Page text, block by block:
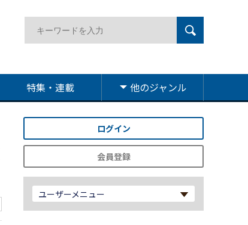
特集・連載 他のジャンル
ログイン
会員登録
ユーザーメニュー